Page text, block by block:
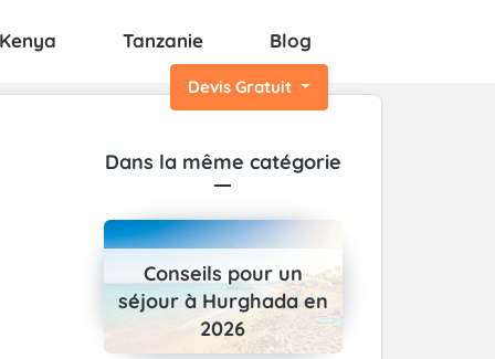
Kenya Tanzanie Blog
Devis Gratuit
Dans la même catégorie
Conseils pour un
séjour à Hurghada en
2026